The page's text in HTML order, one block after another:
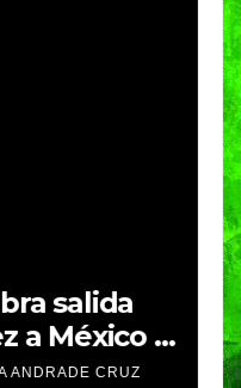
salida
a México y
ANDRADE CRUZ